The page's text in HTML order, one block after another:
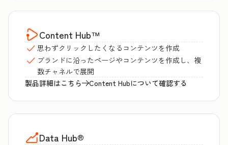
Content Hub™
思わずクリックしたくなるコンテンツを作成
ブランドに沿ったページやコンテンツを作成し、複
数チャネルで展開
製品詳細はこちら
Content Hubについて確認する
Data Hub®